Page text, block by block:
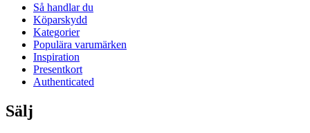
Så handlar du
Köparskydd
Kategorier
Populära varumärken
Inspiration
Presentkort
Authenticated
Sälj